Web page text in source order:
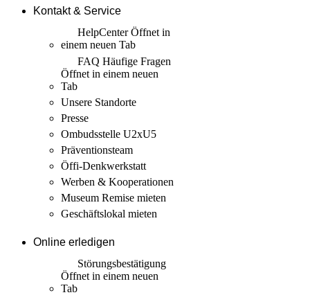
Kontakt & Service
HelpCenterÖffnet in
einem neuen Tab
FAQ Häufige Fragen
Öffnet in einem neuen
Tab
Unsere Standorte
Presse
Ombudsstelle U2xU5
Präventionsteam
Öffi-Denkwerkstatt
Werben & Kooperationen
Museum Remise mieten
Geschäftslokal mieten
Online erledigen
Störungs­bestätigung
Öffnet in einem neuen
Tab